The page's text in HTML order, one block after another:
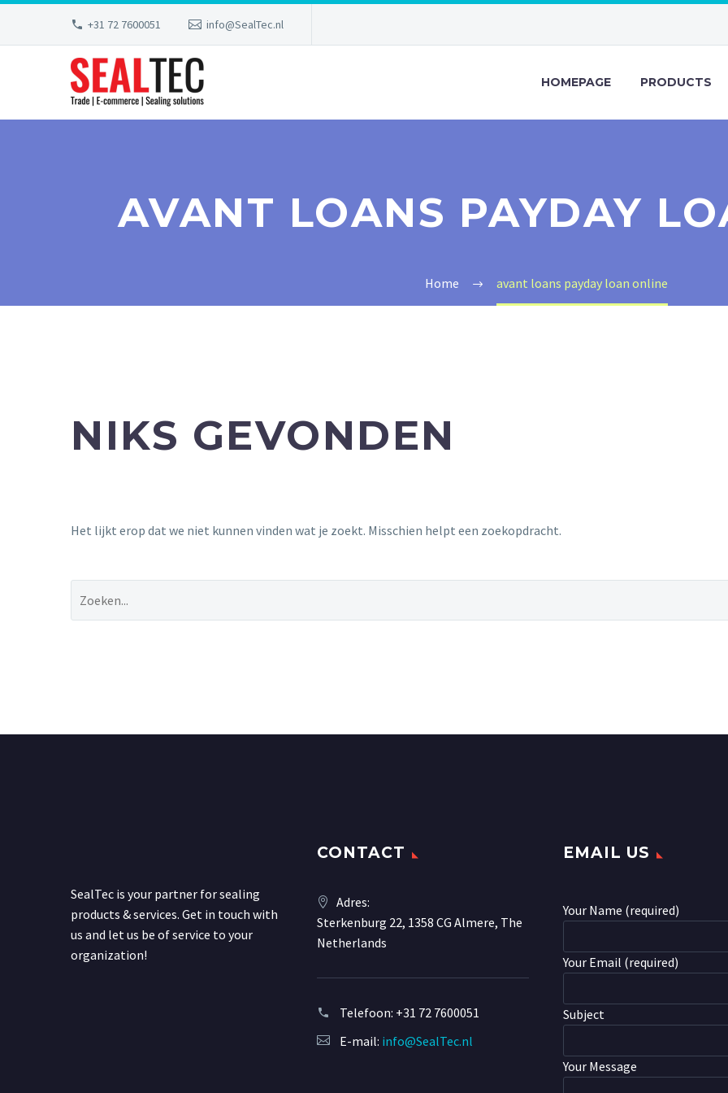
+31 72 7600051 info@SealTec.nl
HOMEPAGE PRODUCTS
AVANT LOANS PAYDAY
Home avant loans payday loan online
NIKS GEVONDEN
Het lijkt erop dat we niet kunnen vinden wat je zoekt. Misschien helpt een zoekopdracht.
SealTec is your partner for sealing
products & services. Get in touch with
us and let us be of service to your
organization!
CONTACT
Adres:
Sterkenburg 22, 1358 CG Almere, The
Netherlands
Telefoon: +31 72 7600051
E-mail: info@SealTec.nl
EMAIL US
Your Name (required)
Your Email (required)
Subject
Your Message